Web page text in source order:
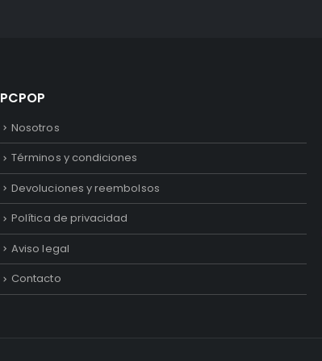
PCPOP
Nosotros
Términos y condiciones
Devoluciones y reembolsos
Política de privacidad
Aviso legal
Contacto